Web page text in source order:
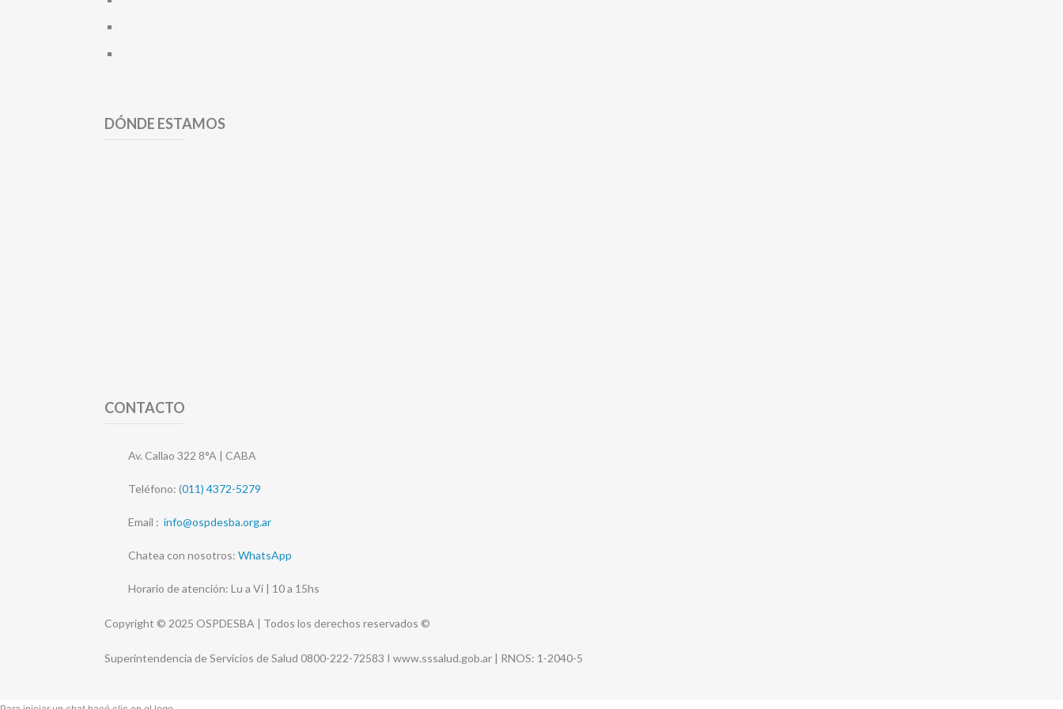
DÓNDE ESTAMOS
CONTACTO
Av. Callao 322 8°A | CABA
Teléfono: (011) 4372-5279
Email : info@ospdesba.org.ar
Chatea con nosotros: WhatsApp
Horario de atención: Lu a Vi | 10 a 15hs
Copyright © 2025 OSPDESBA | Todos los derechos reservados ©
Superintendencia de Servicios de Salud 0800-222-72583 I www.sssalud.gob.ar | RNOS: 1-2040-5